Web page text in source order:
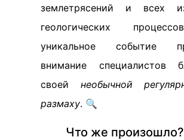
землетрясений и всех
геологических
уникальное событие
внимание специалистов
своей необычной
размаху. 🔍
Что же